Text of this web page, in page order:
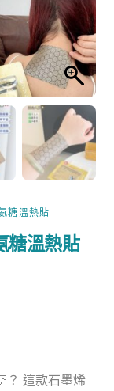
糖溫熱貼
糖溫熱貼
？ 這款石墨烯